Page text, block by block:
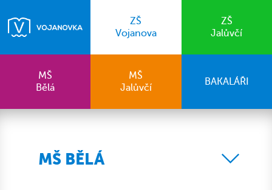
ZŠ
Vojanova
ZŠ
Jalůvčí
MŠ
Bělá
MŠ
Jalůvčí
BAKALÁŘI
MŠ BĚLÁ